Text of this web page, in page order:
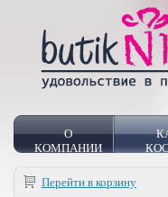
О
КОМПАНИИ
Перейти в корзину